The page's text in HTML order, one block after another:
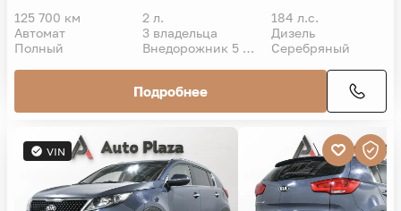
125 700 км 2 л.
184 л.с.
Автомат
3 владельца
Дизель
Полный
Внедорожник 5 дв. Серебряный
Подробнее
VIN